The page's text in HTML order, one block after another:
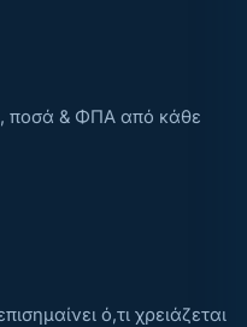
ποσά & ΦΠΑ από κάθε
ό,τι χρειάζεται